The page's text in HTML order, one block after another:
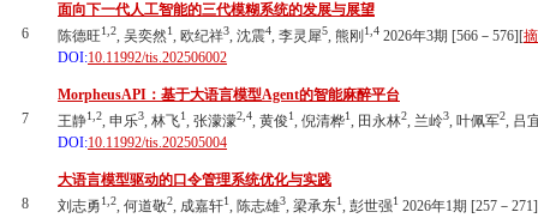
6
面向下一代人工智能的三代模糊系统的发展与展望
陈德旺1,2, 吴奕然1, 欧纪祥3, 沈震4, 李灵犀5, 熊刚 1,4 2026年3期 [566－576][
DOI:10.11992/tis.202506002
7
MorpheusAPI：基于大语言模型Agent的智能麻醉平台
王静1,2, 申乐3, 林飞1, 张濛濛2,4, 黄俊1, 倪清桦1, 田永林2, 兰岭3, 叶佩军2, 吕
DOI:10.11992/tis.202505004
8
大语言模型驱动的口令管理系统优化与实践
刘志勇1,2, 何道敬2, 成嘉轩1, 陈志雄3, 梁承东1, 彭世强1 2026年1期 [257－